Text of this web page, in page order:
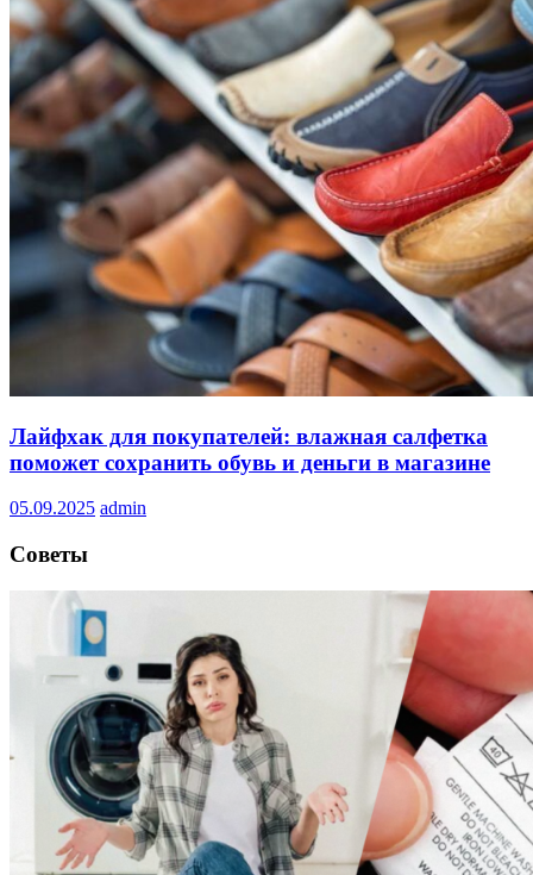
Лайфхак для покупателей: влажная салфетка
поможет сохранить обувь и деньги в магазине
05.09.2025 admin
Советы